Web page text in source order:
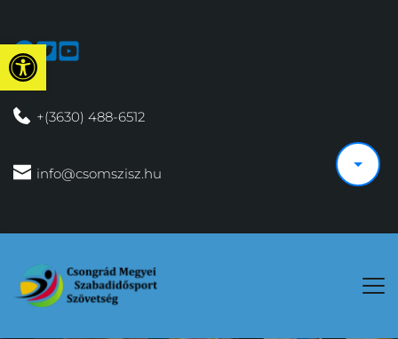
Eszköztár megnyitása
+(3630) 488-6512
info@csomszisz.hu